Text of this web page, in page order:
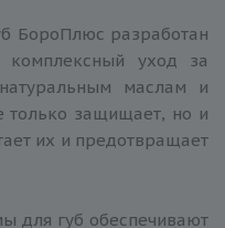
БороПлюс разработан
комплексный уход за
маслам и
только защищает, но и
их и предотвращает
для губ обеспечивают